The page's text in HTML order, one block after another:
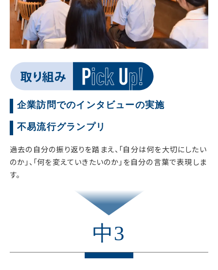
企業訪問でのインタビューの実施
不易流行グランプリ
過去の自分の振り返りを踏まえ、「自分は何を大切にしたい
のか」、「何を変えていきたいのか」を自分の言葉で表現しま
す。
中3